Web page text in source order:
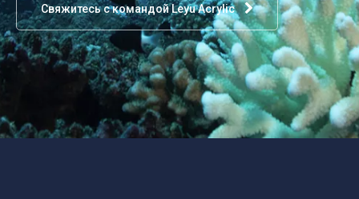
Свяжитесь с командой Leyu Acrylic